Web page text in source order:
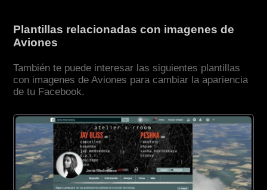
Plantillas relacionadas con imagenes de
Aviones
También te puede interesar las siguientes plantillas
con imagenes de Aviones para cambiar la apariencia
de tu Facebook.